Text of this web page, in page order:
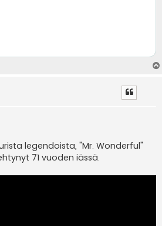
legendoista, "Mr. Wonderful"
71 vuoden iässä.